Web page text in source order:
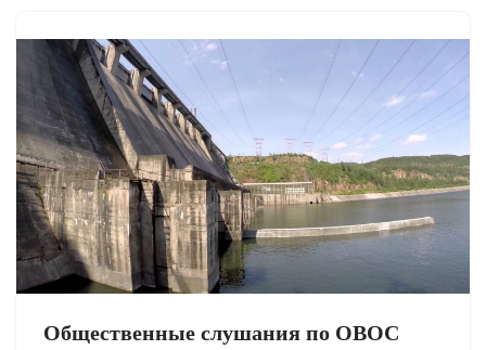
Общественные слушания по ОВОС